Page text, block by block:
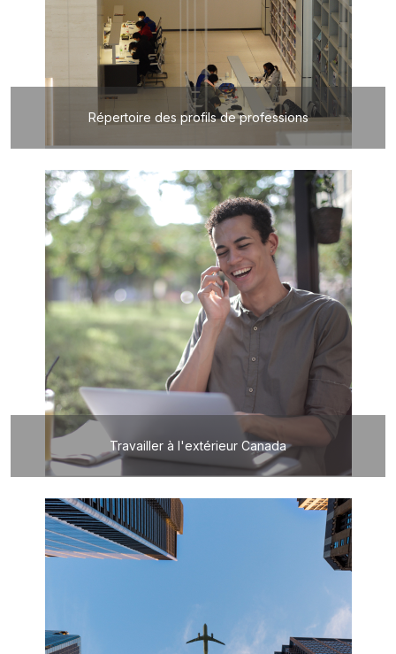
Répertoire des profils de professions
Travailler à l'extérieur Canada